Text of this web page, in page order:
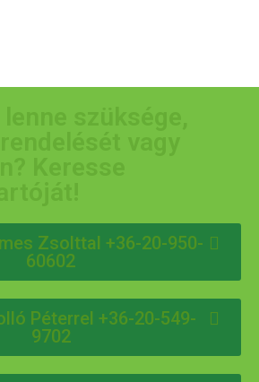
Zsolttal +36-20-950-
60602
Péterrel +36-20-549-
9702